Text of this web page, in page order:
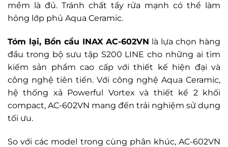
mềm là đủ. Tránh chất tẩy rửa mạnh có thể làm
hỏng lớp phủ Aqua Ceramic.
Tóm lại, Bồn cầu INAX AC-602VN là lựa chọn hàng
đầu trong bộ sưu tập S200 LINE cho những ai tìm
kiếm sản phẩm cao cấp với thiết kế hiện đại và
công nghệ tiên tiến. Với công nghệ Aqua Ceramic,
hệ thống xả Powerful Vortex và thiết kế 2 khối
compact, AC-602VN mang đến trải nghiệm sử dụng
tối ưu.
So với các model trong cùng phân khúc, AC-602VN